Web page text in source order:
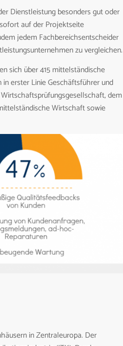
Dienstleistung besonders gut oder
auf der Projektseite
jedem Fachbereichsentscheider
zu vergleichen.
sich über 415 mittelständische
erster Linie Geschäftsführer und
dem
Wirtschaft sowie
in Zentraleuropa. Der